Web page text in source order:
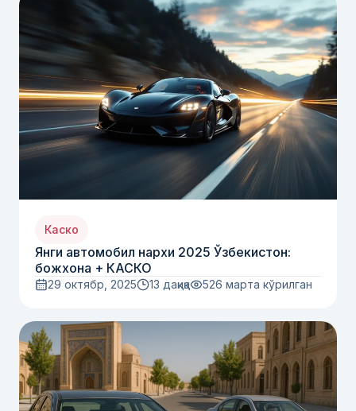
Каско
Янги автомобил нархи 2025 Ўзбекистон:
божхона + КАСКО
29 октябр, 2025 13 дақиқа 526 марта кўрилган